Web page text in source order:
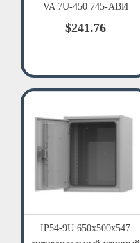
VA 7U-450 745-АВИ
$241.76
IP54-9U 650х500х547